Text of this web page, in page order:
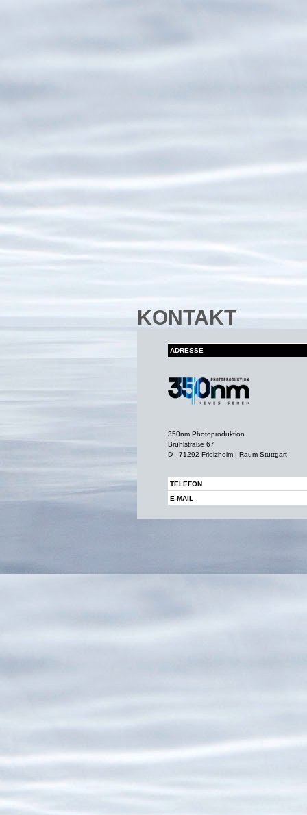
KONTAKT
ADRESSE
350nm Photoproduktion
Brühlstraße 67
D - 71292 Friolzheim | Raum Stuttgart
TELEFON
E-MAIL